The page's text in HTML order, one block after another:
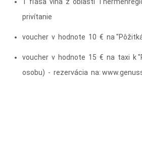
privítanie
voucher v hodnote 10 € na
voucher v hodnote 15 € na taxi k
osobu) - rezervácia na: